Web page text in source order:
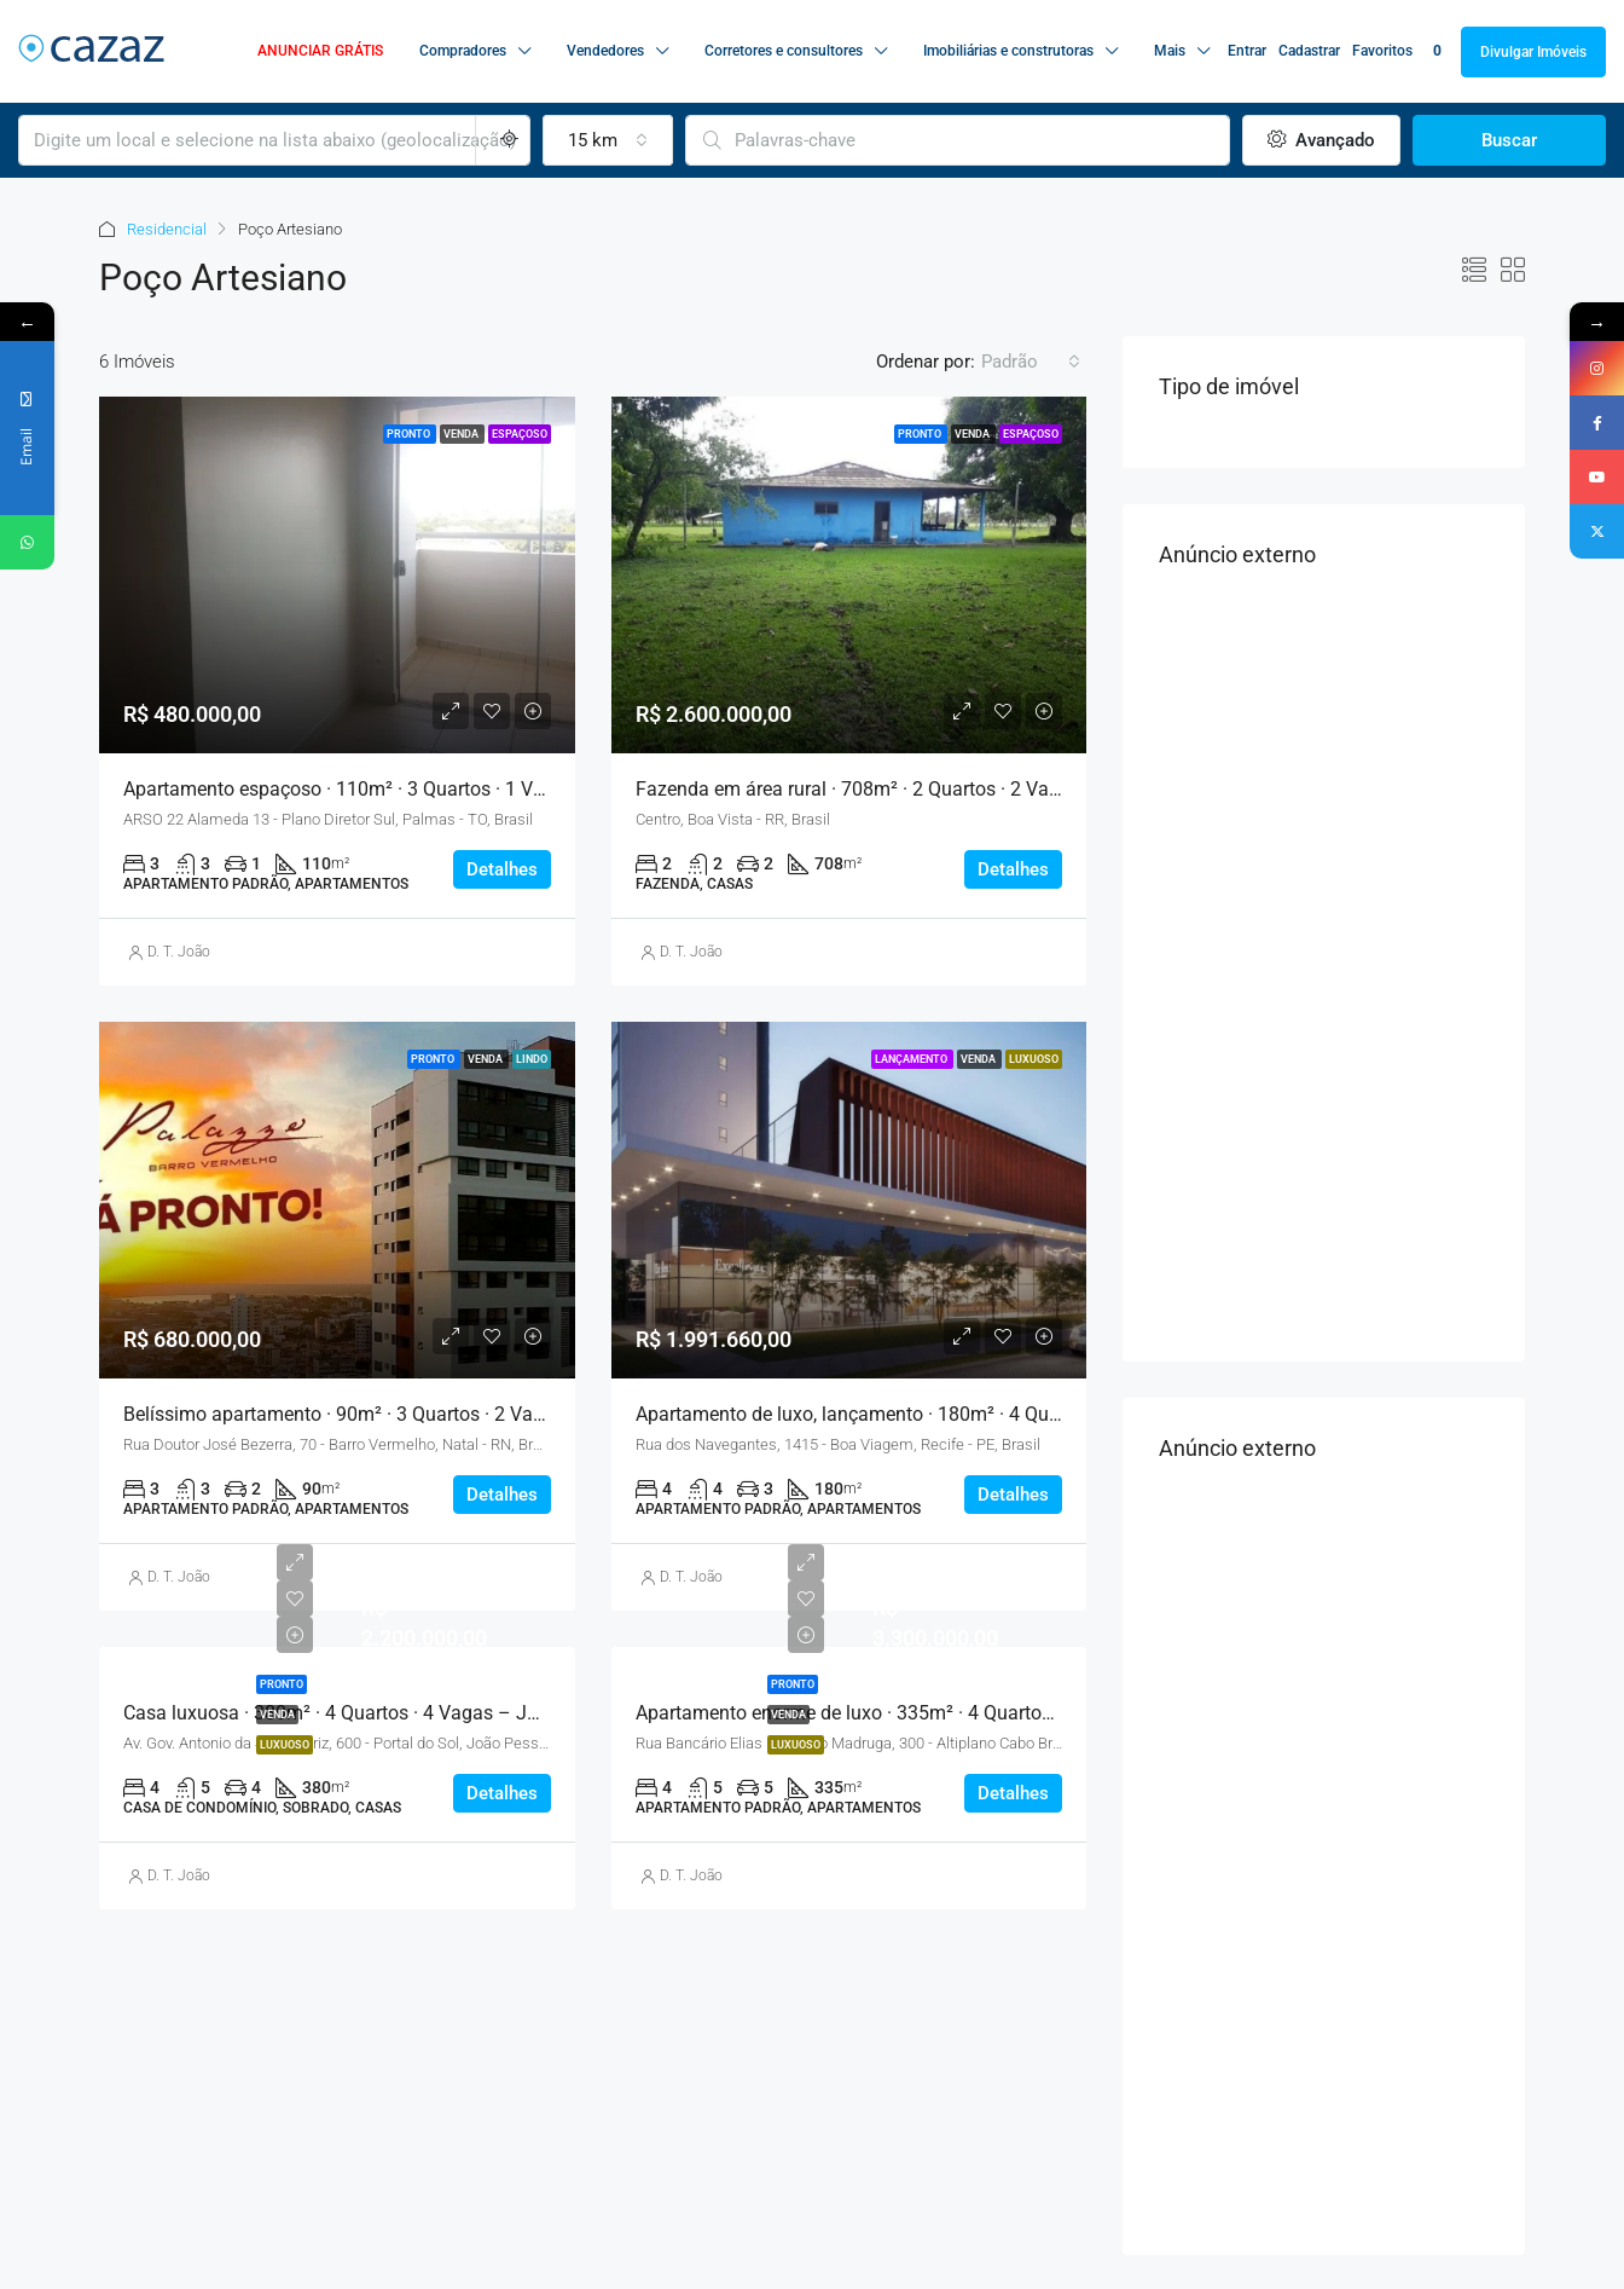
ANUNCIAR GRÁTIS Compradores Vendedores Corretores e consultores Imobiliárias e construtoras Mais Entrar Cadastrar Favoritos 0 Divulgar Imóveis
15 km Avançado Buscar
Residencial Poço Artesiano
Poço Artesiano
6 Imóveis Ordenar por: Padrão
PRONTO VENDA ESPAÇOSO
R$ 480.000,00
Apartamento espaçoso · 110m² · 3 Quartos · 1 Vaga – Palmas
ARSO 22 Alameda 13 - Plano Diretor Sul, Palmas - TO, Brasil
3 3 1 110m²
APARTAMENTO PADRÃO, APARTAMENTOS
Detalhes
D. T. João
PRONTO VENDA ESPAÇOSO
R$ 2.600.000,00
Fazenda em área rural · 708m² · 2 Quartos · 2 Vagas – Boa Vista
Centro, Boa Vista - RR, Brasil
2 2 2 708m²
FAZENDA, CASAS
Detalhes
D. T. João
PRONTO VENDA LINDO
R$ 680.000,00
Belíssimo apartamento · 90m² · 3 Quartos · 2 Vagas – Natal
Rua Doutor José Bezerra, 70 - Barro Vermelho, Natal - RN, Brasil
3 3 2 90m²
APARTAMENTO PADRÃO, APARTAMENTOS
Detalhes
D. T. João
LANÇAMENTO VENDA LUXUOSO
R$ 1.991.660,00
Apartamento de luxo, lançamento · 180m² · 4 Quartos · 3 Vagas – Recife
Rua dos Navegantes, 1415 - Boa Viagem, Recife - PE, Brasil
4 4 3 180m²
APARTAMENTO PADRÃO, APARTAMENTOS
Detalhes
D. T. João
PRONTO
VENDA
LUXUOSO
Casa luxuosa · 380m² · 4 Quartos · 4 Vagas – João Pessoa
Av. Gov. Antonio da Silva Mariz, 600 - Portal do Sol, João Pessoa - PB, Brasil
4 5 4 380m²
CASA DE CONDOMÍNIO, SOBRADO, CASAS
Detalhes
D. T. João
PRONTO
VENDA
LUXUOSO
Apartamento enorme de luxo · 335m² · 4 Quartos · 5 Vagas – João Pessoa
Rua Bancário Elias Feliciano Madruga, 300 - Altiplano Cabo Branco, João Pessoa - PB, Brasil
4 5 5 335m²
APARTAMENTO PADRÃO, APARTAMENTOS
Detalhes
D. T. João
Tipo de imóvel
Anúncio externo
Anúncio externo
←
Email
→